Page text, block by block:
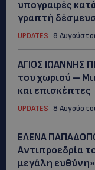
υπογραφές
γραπτή
UPDATES 8
ΑΓΙΟΣ ΙΩΑΝΝΗΣ
του χωριού –
και επισκέπτες
UPDATES 8
ΕΛΕΝΑ
Αντιπροεδρία
μεγάλη ευθύνη»